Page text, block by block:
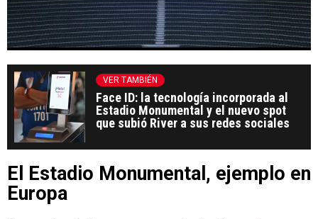
VER TAMBIÉN
Face ID: la tecnología incorporada al
Estadio Monumental y el nuevo spot
que subió River a sus redes sociales
El Estadio Monumental, ejemplo en
Europa